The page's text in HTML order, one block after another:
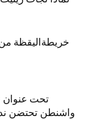
خريطةاليقظة
تحت عنوان
واشنطن تحتضن